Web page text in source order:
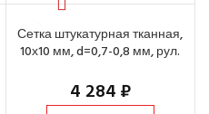
Сетка штукатурная тканная,
10х10 мм, d=0,7-0,8 мм, рул.
4 284₽